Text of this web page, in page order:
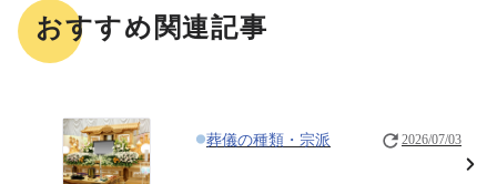
おすすめ関連記事
葬儀の種類・宗派 2026/07/03